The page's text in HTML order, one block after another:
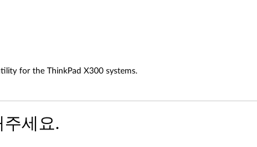
for the ThinkPad X300 systems.
세요.